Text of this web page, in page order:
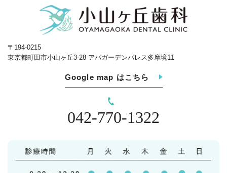
〒194-0215
東京都町田市小山ヶ丘3-28 アパガーデンパレス多摩境11
Google map はこちら
042-770-1322